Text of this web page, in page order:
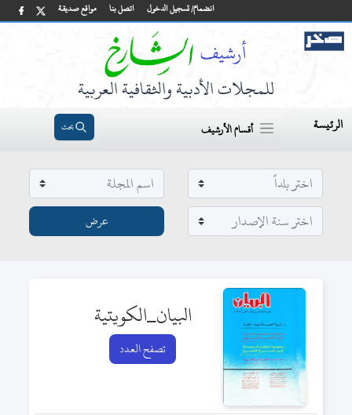
مواقع صديقة اتصل بنا انضمام/ تسجيل الدخول
للمجلات الأدبية والثقافية العربية
الرئيسة أقسام الأرشيف بحث
البيان_الكويتية
تصفح العدد